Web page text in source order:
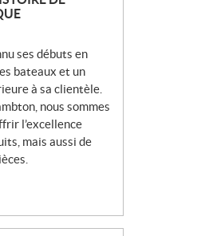
ses débuts en
bateaux et un
à sa clientèle.
nous sommes
l’excellence
mais aussi de